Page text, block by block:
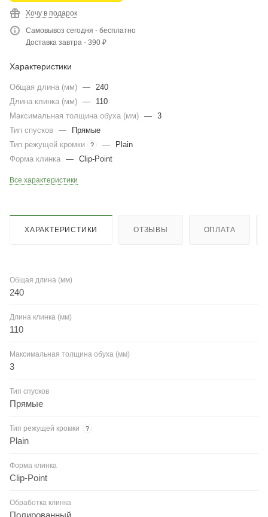
Хочу в подарок
Самовывоз сегодня - бесплатно
Доставка завтра - 390 ₽
Характеристики
Общая длина (мм) — 240
Длина клинка (мм) —
110
Максимальная толщина обуха (мм) — 3
Тип спусков
—
Прямые
Тип режущей кромки
? —
Plain
Форма клинка — Clip-Point
Все характеристики
ХАРАКТЕРИСТИКИ ОТЗЫВЫ ОПЛАТА
Общая длина (мм)
240
Длина клинка (мм)
110
Максимальная толщина обуха (мм)
3
Тип спусков
Прямые
Тип режущей кромки ?
Plain
Форма клинка
Clip-Point
Обработка клинка
Полированный